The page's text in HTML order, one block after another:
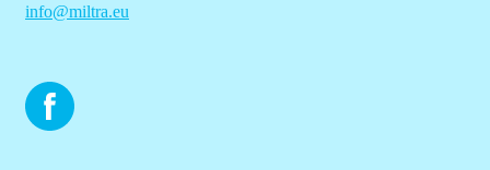
info@miltra.eu